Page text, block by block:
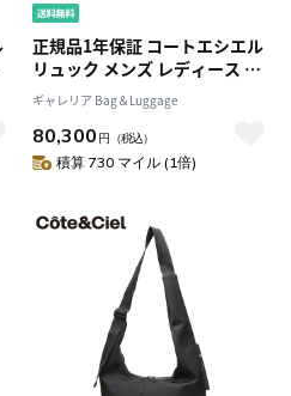
正規品1年保証 コートエシエル
リュック メンズ レディース 大
容量 おしゃれ Cote&Ciel カジ
ュアル A4 B4 丈夫 機能性 ブラ
ンド 16L 36L PC ナイロン Isar
M Round Carbon 29201
ギャレリア Bag＆Luggage
80,300 円 （税込）
積算 730 マイル (1倍)